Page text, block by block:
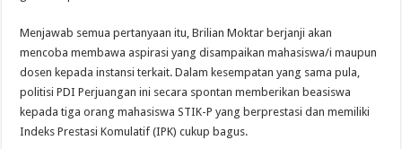
Menjawab semua pertanyaan itu, Brilian Moktar berjanji akan
mencoba membawa aspirasi yang disampaikan mahasiswa/i maupun
dosen kepada instansi terkait. Dalam kesempatan yang sama pula,
politisi PDI Perjuangan ini secara spontan memberikan beasiswa
kepada tiga orang mahasiswa STIK-P yang berprestasi dan memiliki
Indeks Prestasi Komulatif (IPK) cukup bagus.